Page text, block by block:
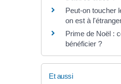
Peut-on toucher
on est à
Prime de Noël :
bénéficier ?
Et aussi